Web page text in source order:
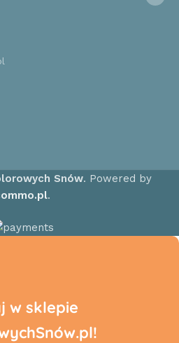
Snów. Powered by
.
w sklepie